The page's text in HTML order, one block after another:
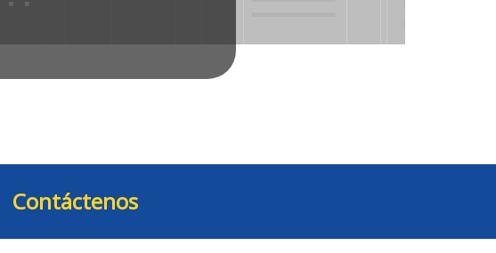
Contáctenos